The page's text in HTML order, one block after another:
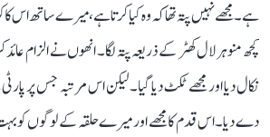
ہے۔ مجھے نہیں پتہ تھا کہ وہ کیا کرتا ہے، میرے ساتھ اس
کچھ منوہر لال کھٹر کے ذریعہ پتہ لگا۔ انھوں نے الزام
نکال دیا اور مجھے ٹکٹ دیا گیا۔ لیکن اس مرتبہ جس پر
دے دیا۔ اس قدم کا مجھے اور میرے حلقہ کے لوگوں